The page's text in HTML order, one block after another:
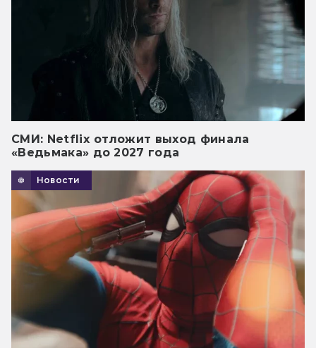
СМИ: Netflix отложит выход финала
«Ведьмака» до 2027 года
Новости